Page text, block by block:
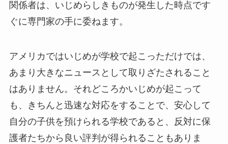
関係者は、いじめらしきものが発生した時点です
ぐに専門家の手に委ねます。
アメリカではいじめが学校で起こっただけでは、
あまり大きなニュースとして取りざたされること
はありません。それどころかいじめが起こって
も、きちんと迅速な対応をすることで、安心して
自分の子供を預けられる学校であると、反対に保
護者たちから良い評判が得られることもありま